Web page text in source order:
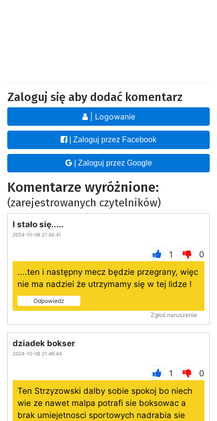
Zaloguj się aby dodać komentarz
| Logowanie
| Zaloguj przez Facebook
| Zaloguj przez Google
Komentarze wyróżnione:
(zarejestrowanych czytelników)
I stało się.....
2024-10-08 21:45:41
1
0
....ten i następny mecz będzie przegrany, więc
nie ma nadziei że utrzymamy się w tej lidze !
Odpowiedz
Zgłoś naruszenie
dziadek bokser
2024-10-08 21:49:44
1
0
Ten Strzyzowski dalby sobie spokoj bo niech
wie ze nawet malpa potrafi sie boksowac a
brak umiejetnosci sportowych nadrabia sie